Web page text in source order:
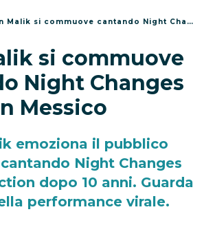
si commuove cantando Night Changes in Messico
si commuove
Night Changes
Messico
emoziona il pubblico
Night Changes
dopo 10 anni. Guarda
performance virale.